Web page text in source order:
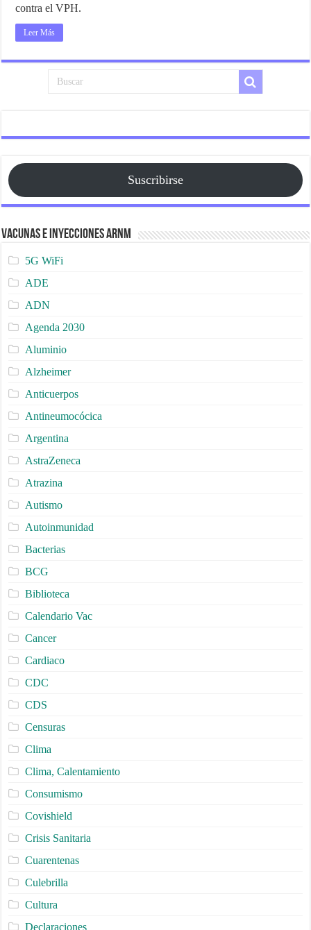
contra el VPH.
Leer Más
Suscribirse
Vacunas e Inyecciones ARNm
5G WiFi
ADE
ADN
Agenda 2030
Aluminio
Alzheimer
Anticuerpos
Antineumocócica
Argentina
AstraZeneca
Atrazina
Autismo
Autoinmunidad
Bacterias
BCG
Biblioteca
Calendario Vac
Cancer
Cardiaco
CDC
CDS
Censuras
Clima
Clima, Calentamiento
Consumismo
Covishield
Crisis Sanitaria
Cuarentenas
Culebrilla
Cultura
Declaraciones